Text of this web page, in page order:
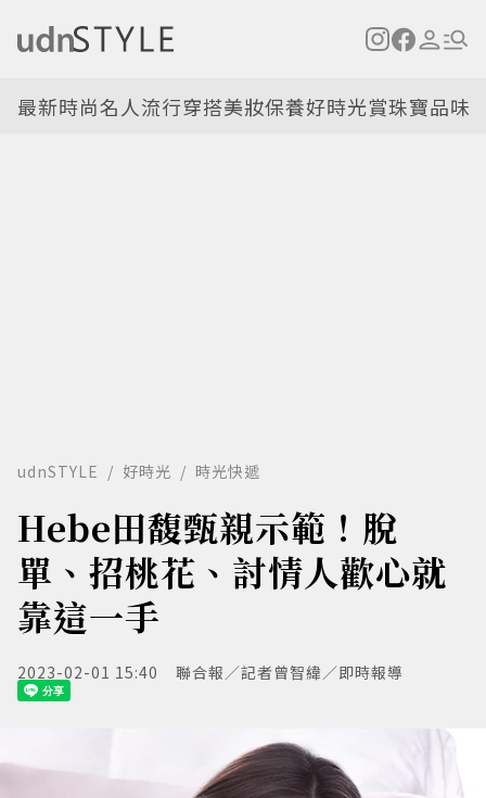
最新時尚名人流行穿搭美妝保養好時光賞珠寶品味
udnSTYLE 好時光 時光快遞
Hebe田馥甄親示範！脫
單、招桃花、討情人歡心就
靠這一手
2023-02-01 15:40 聯合報／記者曾智緯／即時報導